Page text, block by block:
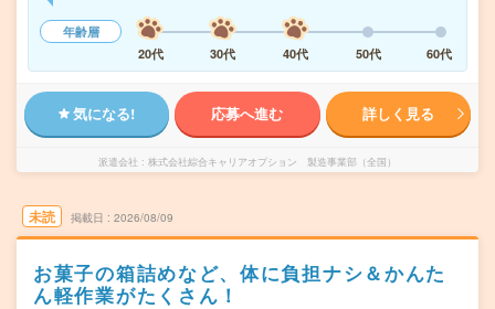
年齢層
20代
30代 40代 50代 60代
気になる! 応募へ進む 詳しく見る
派遣会社 株式会社綜合キャリアオプション 製造事業部（全国）
未読 掲載日 2026/08/09
お菓子の箱詰めなど、体に負担ナシ＆かんた
ん軽作業がたくさん！